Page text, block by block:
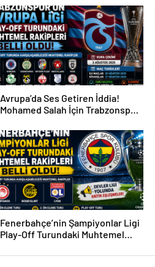
Avrupa’da Ses Getiren İddia!
Mohamed Salah İçin Trabzonspor
Fenerbahçe’nin Şampiyonlar Ligi
Play-Off Turundaki Muhtemel